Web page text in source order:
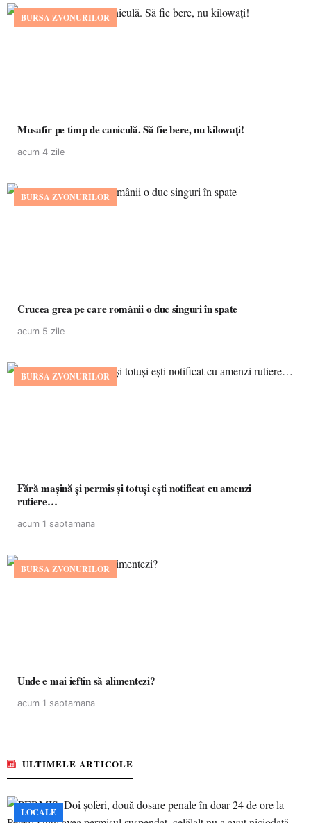
BURSA ZVONURILOR
Musafir pe timp de caniculă. Să fie bere, nu kilowați!
acum 4 zile
BURSA ZVONURILOR
Crucea grea pe care românii o duc singuri în spate
acum 5 zile
BURSA ZVONURILOR
Fără mașină și permis și totuși ești notificat cu amenzi
rutiere…
acum 1 saptamana
BURSA ZVONURILOR
Unde e mai ieftin să alimentezi?
acum 1 saptamana
ULTIMELE ARTICOLE
LOCALE